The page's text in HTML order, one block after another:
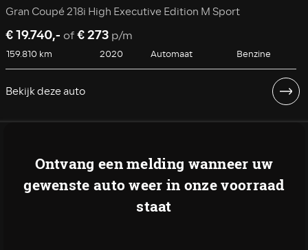
Gran Coupé 218i High Executive Edition M Sport
€ 19.740,- of€ 273 p/m
159.810 km 2020 Automaat Benzine
Bekijk deze auto
Ontvang een melding wanneer uw
gewenste auto weer in onze voorraad
staat